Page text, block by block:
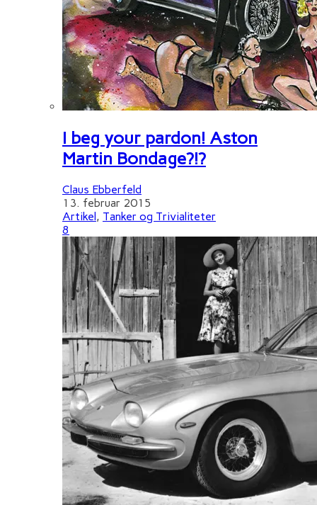
I beg your pardon! Aston
Martin Bondage?!?
Claus Ebberfeld
13. februar 2015
Artikel, Tanker og Trivialiteter
8